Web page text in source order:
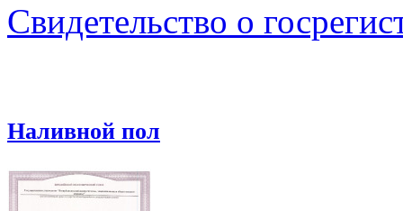
Свидетельство о
Наливной пол